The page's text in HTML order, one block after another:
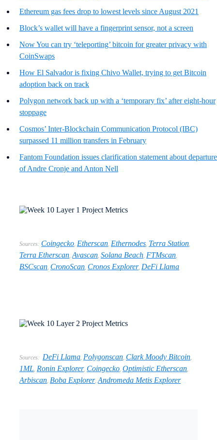
Ethereum gas fees drop to lowest levels since August 2021
Block’s wallet will have a fingerprint sensor, not a screen
Now You can try ‘teleporting’ bitcoin for greater privacy with
CoinSwaps
How El Salvador is fixing Chivo Wallet, trying to get Bitcoin
adoption back on track
Polygon network back up with a ‘temporary fix’ after eight-hour
stoppage
Cosmos’ Inter-Blockchain Communication Protocol (IBC)
surpassed 11 million transfers in February
Fantom Foundation issues clarification statement about departure
of Andre Cronje and Anton Nell
Sources: Coingecko, Etherscan, Ethernodes, Terra Station,
Terra Etherscan,Avascan, Solana Beach, FTMscan,
BSCscan, CronoScan, Cronos Explorer, DeFi Llama
Sources: DeFi Llama, Polygonscan, Clark Moody Bitcoin,
1ML, Ronin Explorer, Coingecko, Optimistic Etherscan,
Arbiscan, Boba Explorer,Andromeda Metis Explorer